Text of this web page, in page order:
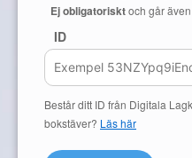
Ej obligatorisktoch går
ID
Består ditt ID från Digitala
bokstäver? Läs här